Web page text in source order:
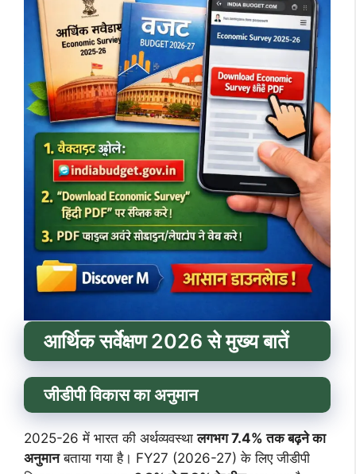
आर्थिक सर्वेक्षण 2026 से मुख्य बातें
जीडीपी विकास का अनुमान
2025-26 में भारत की अर्थव्यवस्थालगभग 7.4% तक बढ़ने का
अनुमानबताया गया है। FY27 (2026-27) के लिए जीडीपी